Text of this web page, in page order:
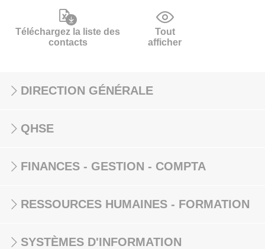
Téléchargez la liste des
contacts
Tout
afficher
DIRECTION GÉNÉRALE
QHSE
FINANCES - GESTION - COMPTA
RESSOURCES HUMAINES - FORMATION
SYSTÈMES D'INFORMATION